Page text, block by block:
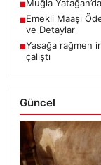
■Muğla
■Emekli Maaşı
ve Detaylar
■Yasağa rağmen
çalıştı
Güncel